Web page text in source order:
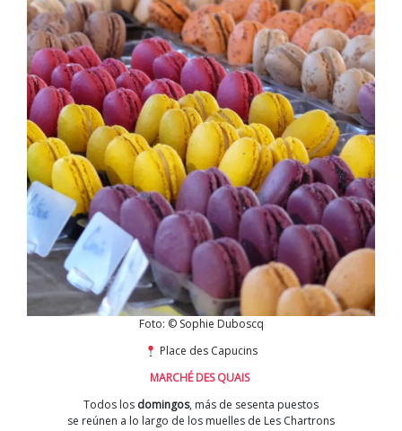
Foto: © Sophie Duboscq
Place des Capucins
MARCHÉ DES QUAIS
Todos los domingos, más de sesenta puestos
se reúnen a lo largo de los muelles de Les Chartrons